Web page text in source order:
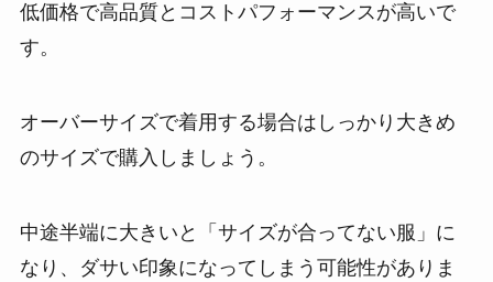
低価格で高品質とコストパフォーマンスが高いで
す。
オーバーサイズで着用する場合はしっかり大きめ
のサイズで購入しましょう。
中途半端に大きいと「サイズが合ってない服」に
なり、ダサい印象になってしまう可能性がありま